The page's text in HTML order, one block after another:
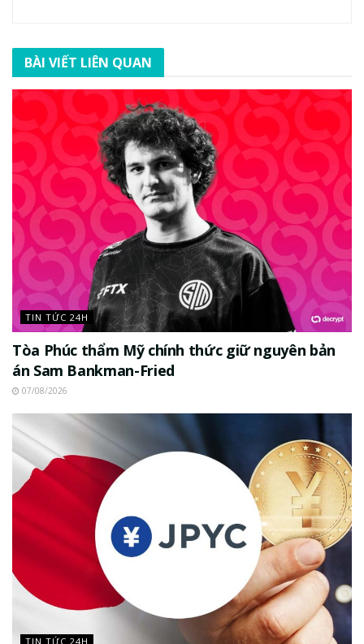
BÀI VIẾT LIÊN QUAN
TIN TỨC 24H
Tòa Phúc thẩm Mỹ chính thức giữ nguyên bản
án Sam Bankman-Fried
07/08/2026
TIN TỨC 24H